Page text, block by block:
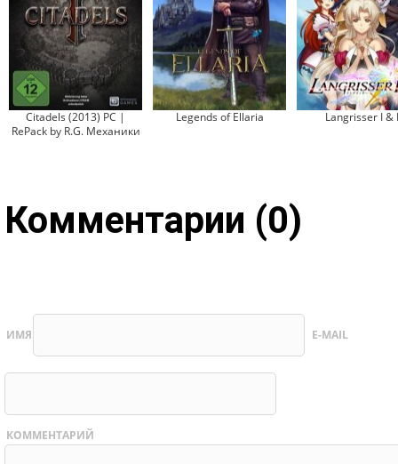
Citadels (2013) PC |
RePack by R.G. Механики
Legends of Ellaria Langrisser I &
Комментарии (0)
ИМЯ E-MAIL
КОММЕНТАРИЙ